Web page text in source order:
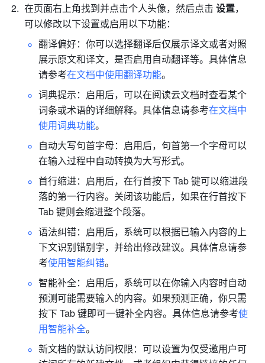
在页面右上角找到并点击个人头像，然后点击 设置，
可以修改以下设置或启用以下功能：
翻译偏好：你可以选择翻译后仅展示译文或者对照
展示原文和译文，是否启用自动翻译等。具体信息
请参考在文档中使用翻译功能。
词典提示：启用后，可以在阅读云文档时查看某个
词条或术语的详细解释。具体信息请参考在文档中
使用词典功能。
自动大写句首字母：启用后，句首第一个字母可以
在输入过程中自动转换为大写形式。
首行缩进：启用后，在行首按下 Tab 键可以缩进段
落的第一行内容。关闭该功能后，如果在行首按下
Tab 键则会缩进整个段落。
语法纠错：启用后，系统可以根据已输入内容的上
下文识别错别字，并给出修改建议。具体信息请参
考使用智能纠错。
智能补全：启用后，系统可以在你输入内容时自动
预测可能需要输入的内容。如果预测正确，你只需
按下 Tab 键即可一键补全内容。具体信息请参考使
用智能补全。
新文档的默认访问权限：可以设置为仅受邀用户可